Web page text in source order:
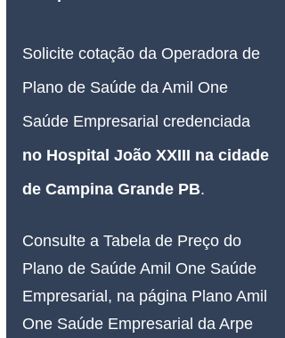
Solicite cotação da Operadora de
Plano de Saúde da Amil One
Saúde Empresarial credenciada
no Hospital João XXIII na cidade
de Campina Grande PB.
Consulte a Tabela de Preço do
Plano de Saúde Amil One Saúde
Empresarial, na página Plano Amil
One Saúde Empresarial da Arpe